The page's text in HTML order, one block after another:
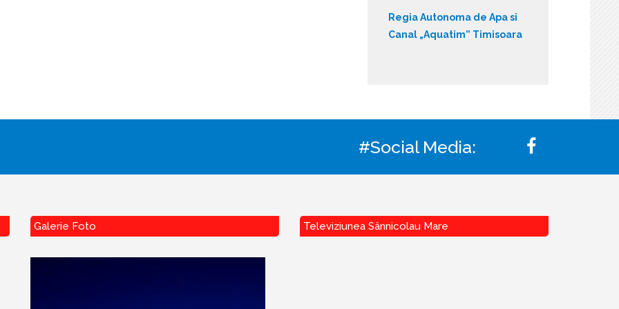
Regia Autonoma de Apa si
Canal „Aquatim” Timisoara
#Social Media:
Galerie Foto Televiziunea Sânnicolau Mare